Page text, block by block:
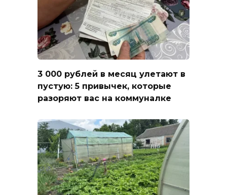
3 000 рублей в месяц улетают в
пустую: 5 привычек, которые
разоряют вас на коммуналке